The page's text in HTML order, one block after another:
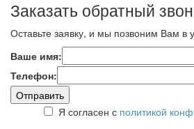
Заказать обратный
Оставьте заявку, и мы позвоним Вам в
Ваше имя:
Телефон:
Я согласен с политикой